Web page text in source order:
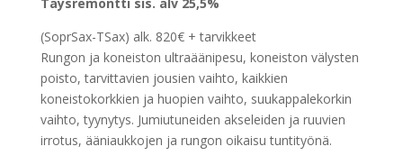
(SoprSax-TSax) alk. 820€ + tarvikkeet
Rungon ja koneiston ultraäänipesu, koneiston välysten
poisto, tarvittavien jousien vaihto, kaikkien
koneistokorkkien ja huopien vaihto, suukappalekorkin
vaihto, tyynytys. Jumiutuneiden akseleiden ja ruuvien
irrotus, ääniaukkojen ja rungon oikaisu tuntityönä.